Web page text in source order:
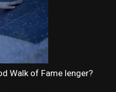
Walk of Fame lenger?